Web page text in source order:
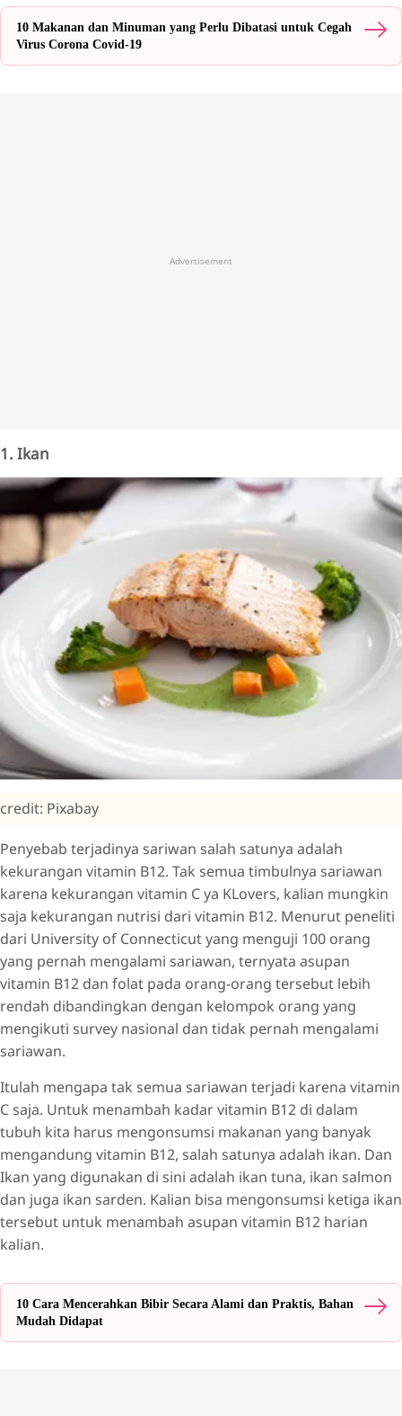
10 Makanan dan Minuman yang Perlu Dibatasi untuk Cegah
Virus Corona Covid-19
Advertisement
1. Ikan
credit: Pixabay
Penyebab terjadinya sariwan salah satunya adalah
kekurangan vitamin B12. Tak semua timbulnya sariawan
karena kekurangan vitamin C ya KLovers, kalian mungkin
saja kekurangan nutrisi dari vitamin B12. Menurut peneliti
dari University of Connecticut yang menguji 100 orang
yang pernah mengalami sariawan, ternyata asupan
vitamin B12 dan folat pada orang-orang tersebut lebih
rendah dibandingkan dengan kelompok orang yang
mengikuti survey nasional dan tidak pernah mengalami
sariawan.
Itulah mengapa tak semua sariawan terjadi karena vitamin
C saja. Untuk menambah kadar vitamin B12 di dalam
tubuh kita harus mengonsumsi makanan yang banyak
mengandung vitamin B12, salah satunya adalah ikan. Dan
Ikan yang digunakan di sini adalah ikan tuna, ikan salmon
dan juga ikan sarden. Kalian bisa mengonsumsi ketiga ikan
tersebut untuk menambah asupan vitamin B12 harian
kalian.
10 Cara Mencerahkan Bibir Secara Alami dan Praktis, Bahan
Mudah Didapat